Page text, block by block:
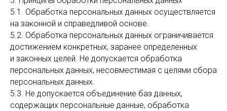
5.1. Обработка персональных данных осуществляется
на законной и справедливой основе.
5.2. Обработка персональных данных ограничивается
достижением конкретных, заранее определенных
и законных целей. Не допускается обработка
персональных данных, несовместимая с целями сбора
персональных данных.
5.3. Не допускается объединение баз данных,
содержащих персональные данные, обработка